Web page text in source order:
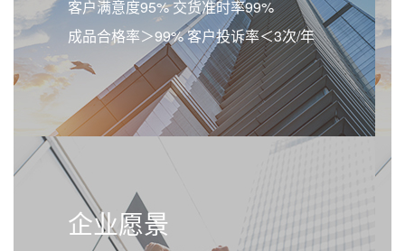
客户满意度95% 交货准时率99%
成品合格率＞99% 客户投诉率＜3次/年
企业愿景